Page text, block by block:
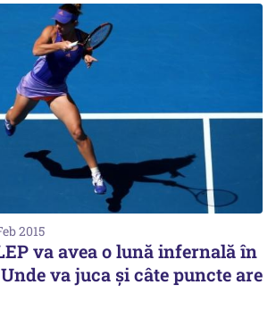
2015
va avea o lună infernală în
va juca și câte puncte are